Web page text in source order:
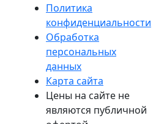
Политика
конфиденциальности
Обработка
персональных
данных
Карта сайта
Цены на сайте не
являются публичной